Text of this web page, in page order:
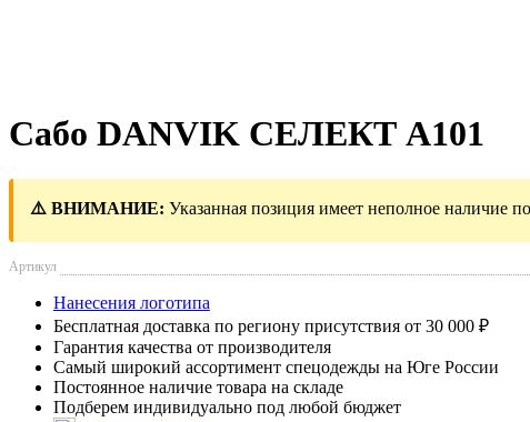
Сабо DANVIK СЕЛЕКТ А101
⚠️ ВНИМАНИЕ: Указанная позиция имеет неполное наличие
Артикул
Нанесения логотипа
Бесплатная доставка по региону присутствия от 30 000 ₽
Гарантия качества от производителя
Самый широкий ассортимент спецодежды на Юге России
Постоянное наличие товара на складе
Подберем индивидуально под любой бюджет